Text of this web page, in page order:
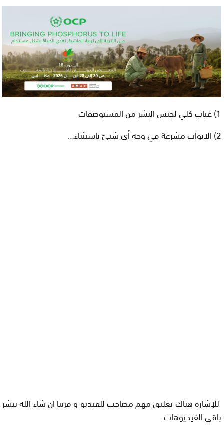
1) غياب كلي لجنس البشر من المستوصفات
2) الابواب مشرعة في وجه أي شيئ باستثناء…
للإشارة هناك تعليق مهم مصاحب للفيديو و قريبا ان شاء الله ننشر
باقي الفيديوهات .